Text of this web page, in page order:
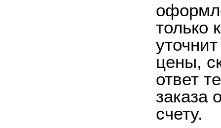
только
цены,
ответ
заказа
счету.